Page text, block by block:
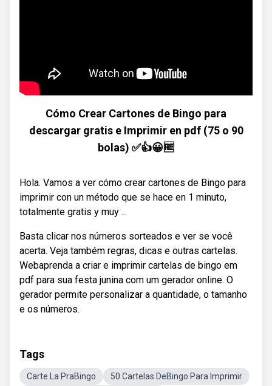
Cómo Crear Cartones de Bingo para
descargar gratis e Imprimir en pdf (75 o 90
bolas) ✅👍😀🆓
Hola. Vamos a ver cómo crear cartones de Bingo para
imprimir con un método que se hace en 1 minuto,
totalmente gratis y muy ...
Basta clicar nos números sorteados e ver se você
acerta. Veja também regras, dicas e outras cartelas.
Webaprenda a criar e imprimir cartelas de bingo em
pdf para sua festa junina com um gerador online. O
gerador permite personalizar a quantidade, o tamanho
e os números.
Tags
Carte La PraBingo 50 Cartelas DeBingo Para Imprimir